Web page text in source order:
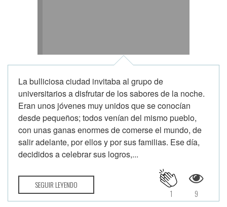
La bulliciosa ciudad invitaba al grupo de
universitarios a disfrutar de los sabores de la noche.
Eran unos jóvenes muy unidos que se conocían
desde pequeños; todos venían del mismo pueblo,
con unas ganas enormes de comerse el mundo, de
salir adelante, por ellos y por sus familias. Ese día,
decididos a celebrar sus logros,...
SEGUIR LEYENDO
9
1